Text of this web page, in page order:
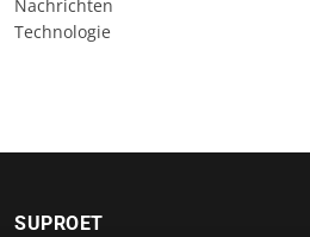
Nachrichten
Technologie
SUPROET